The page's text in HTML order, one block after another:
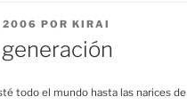
2006 POR KIRAI
todo el mundo hasta las narices de